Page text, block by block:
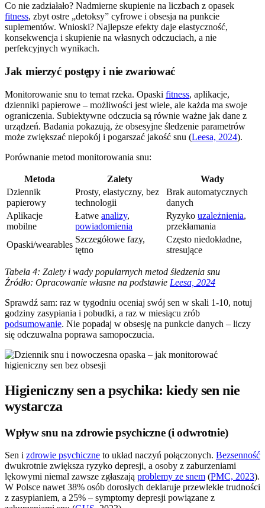
Co nie zadziałało? Nadmierne skupienie na liczbach z opasek
fitness, zbyt ostre „detoksy” cyfrowe i obsesja na punkcie
suplementów. Wnioski? Najlepsze efekty daje elastyczność,
konsekwencja i skupienie na własnych odczuciach, a nie
perfekcyjnych wynikach.
Jak mierzyć postępy i nie zwariować
Monitorowanie snu to temat rzeka. Opaski fitness, aplikacje,
dzienniki papierowe – możliwości jest wiele, ale każda ma swoje
ograniczenia. Subiektywne odczucia są równie ważne jak dane z
urządzeń. Badania pokazują, że obsesyjne śledzenie parametrów
może zwiększać niepokój i pogarszać jakość snu (Leesa, 2024).
Porównanie metod monitorowania snu:
Metoda Zalety
Wady
Dziennik
papierowy
Prosty, elastyczny, bez
technologii
Brak automatycznych
danych
Aplikacje
mobilne
Łatwe analizy,
powiadomienia
Ryzyko uzależnienia,
przekłamania
Opaski/wearables
Szczegółowe fazy,
tętno
Często niedokładne,
stresujące
Tabela 4: Zalety i wady popularnych metod śledzenia snu
Źródło: Opracowanie własne na podstawie Leesa, 2024
Sprawdź sam: raz w tygodniu oceniaj swój sen w skali 1-10, notuj
godziny zasypiania i pobudki, a raz w miesiącu zrób
podsumowanie. Nie popadaj w obsesję na punkcie danych – liczy
się odczuwalna poprawa samopoczucia.
Higieniczny sen a psychika: kiedy sen nie
wystarcza
Wpływ snu na zdrowie psychiczne (i odwrotnie)
Sen i zdrowie psychiczne to układ naczyń połączonych. Bezsenność
dwukrotnie zwiększa ryzyko depresji, a osoby z zaburzeniami
lękowymi niemal zawsze zgłaszają problemy ze snem (PMC, 2023).
W Polsce nawet 38% osób dorosłych deklaruje przewlekłe trudności
z zasypianiem, a 25% – symptomy depresji powiązane z